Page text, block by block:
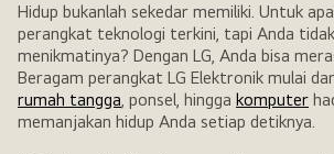
Hidup bukanlah sekedar memiliki. Untuk
perangkat teknologi terkini, tapi Anda
menikmatinya? Dengan LG, Anda bisa
Beragam perangkat LG Elektronik mulai
rumah tangga, ponsel, hingga komputer
memanjakan hidup Anda setiap detiknya.